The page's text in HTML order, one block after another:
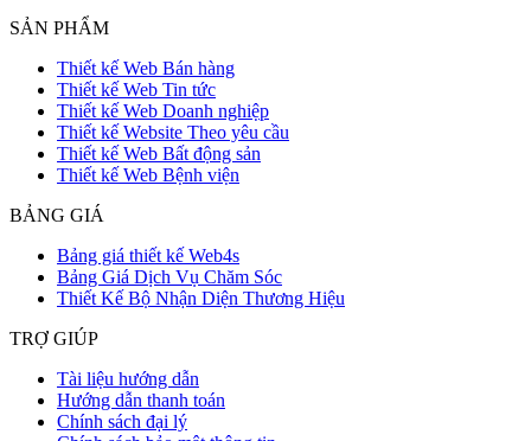
SẢN PHẨM
Thiết kế Web Bán hàng
Thiết kế Web Tin tức
Thiết kế Web Doanh nghiệp
Thiết kế Website Theo yêu cầu
Thiết kế Web Bất động sản
Thiết kế Web Bệnh viện
BẢNG GIÁ
Bảng giá thiết kế Web4s
Bảng Giá Dịch Vụ Chăm Sóc
Thiết Kế Bộ Nhận Diện Thương Hiệu
TRỢ GIÚP
Tài liệu hướng dẫn
Hướng dẫn thanh toán
Chính sách đại lý